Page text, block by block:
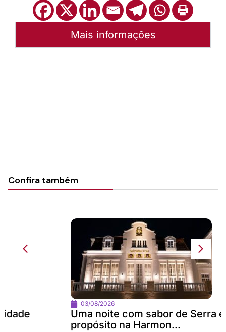
Mais informações
Confira também
Uma noite com sabor de Serra e
propósito na Harmon...